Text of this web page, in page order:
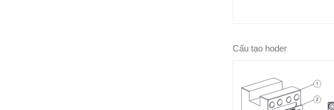
Cấu tạo hoder